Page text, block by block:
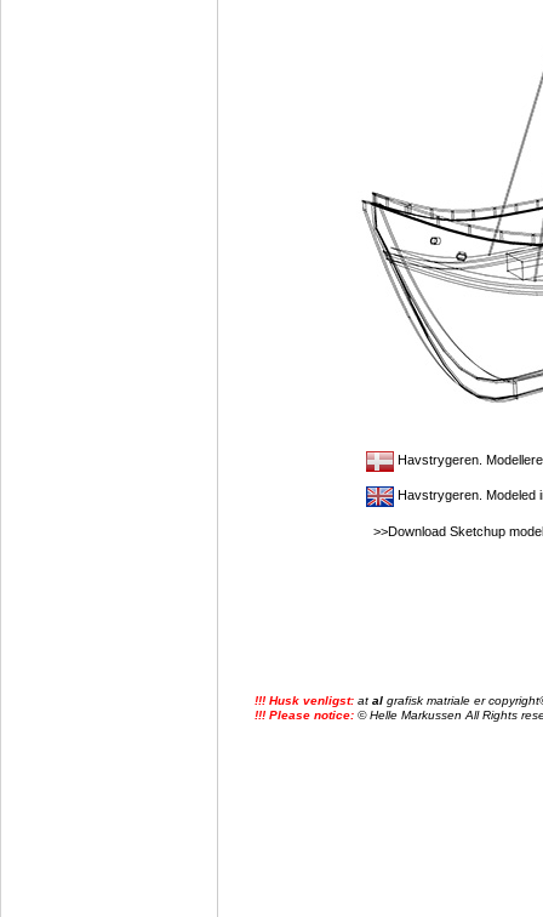
Havstrygeren.
Havstrygeren. Modeled
>>Download Sketchup
!!! Husk venligst: at al grafisk matriale er
!!! Please notice: © Helle Markussen All Rights